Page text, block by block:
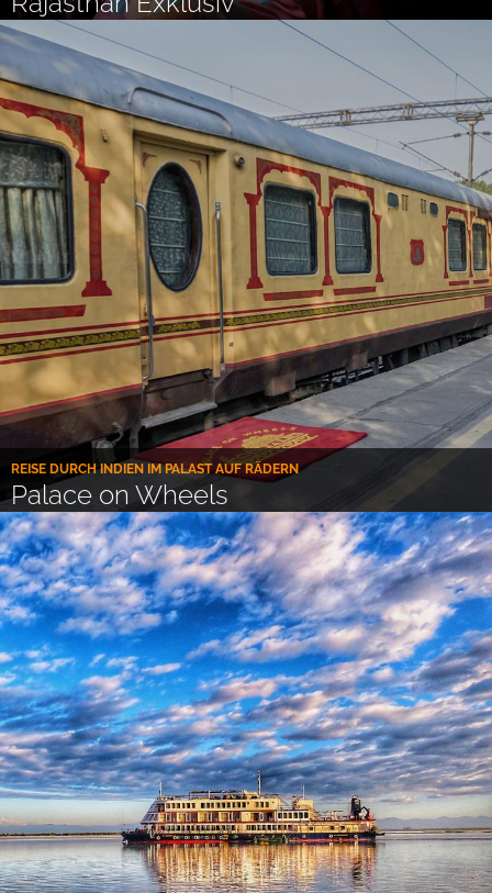
REISE DURCH INDIEN IM PALAST AUF RÄDERN
Palace on Wheels